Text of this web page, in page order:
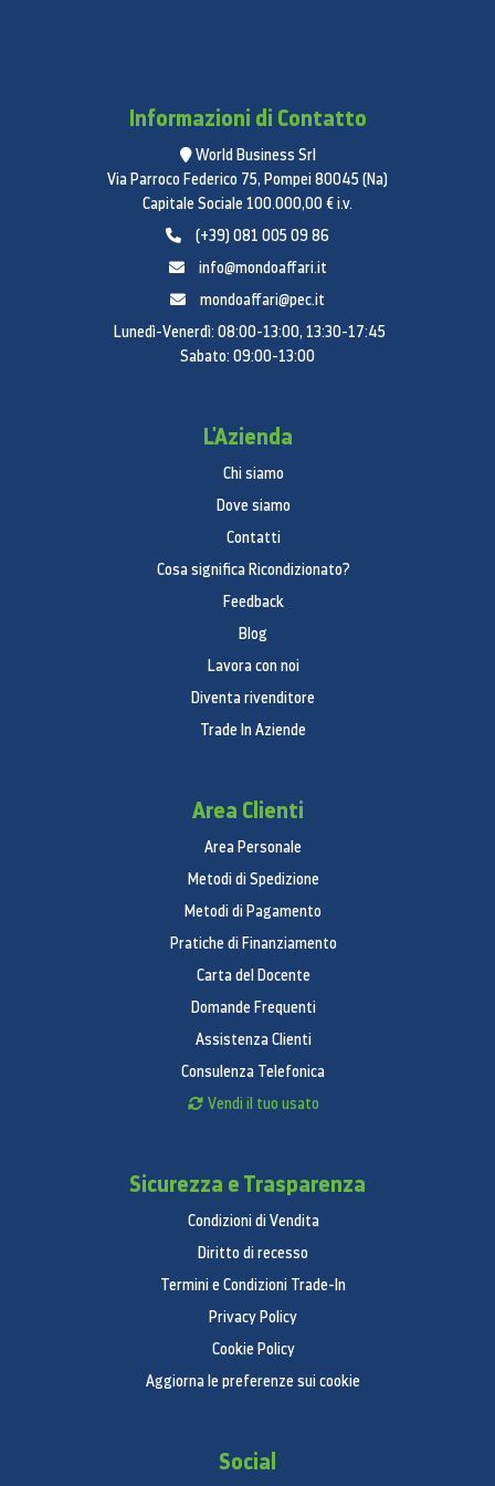
Informazioni di Contatto
World Business Srl
Via Parroco Federico 75, Pompei 80045 (Na)
Capitale Sociale 100.000,00 € i.v.
(+39) 081 005 09 86
info@mondoaffari.it
mondoaffari@pec.it
Lunedì-Venerdì: 08:00-13:00, 13:30-17:45
Sabato: 09:00-13:00
L'Azienda
Chi siamo
Dove siamo
Contatti
Cosa significa Ricondizionato?
Feedback
Blog
Lavora con noi
Diventa rivenditore
Trade In Aziende
Area Clienti
Area Personale
Metodi di Spedizione
Metodi di Pagamento
Pratiche di Finanziamento
Carta del Docente
Domande Frequenti
Assistenza Clienti
Consulenza Telefonica
Vendi il tuo usato
Sicurezza e Trasparenza
Condizioni di Vendita
Diritto di recesso
Termini e Condizioni Trade-In
Privacy Policy
Cookie Policy
Aggiorna le preferenze sui cookie
Social